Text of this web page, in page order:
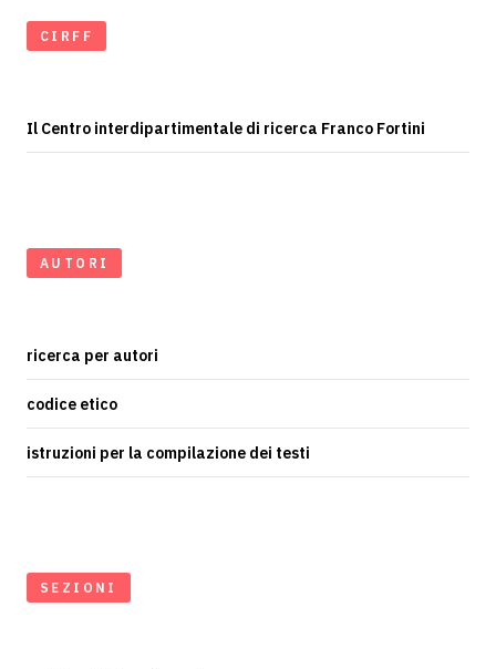
CIRFF
Il Centro interdipartimentale di ricerca Franco Fortini
AUTORI
ricerca per autori
codice etico
istruzioni per la compilazione dei testi
SEZIONI